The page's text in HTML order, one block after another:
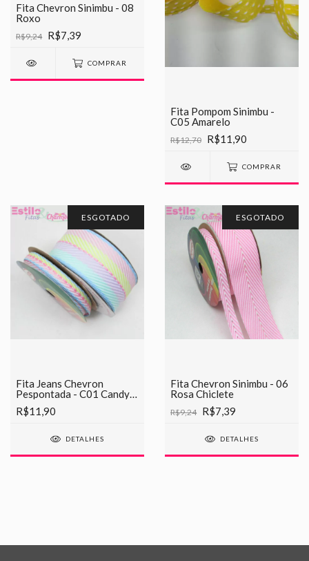
Fita Chevron Sinimbu - 08
Roxo
R$9,24 R$7,39
COMPRAR
Fita Pompom Sinimbu -
C05 Amarelo
R$12,70 R$11,90
COMPRAR
ESGOTADO
Fita Jeans Chevron
Pespontada - C01 Candy
Color
R$11,90
DETALHES
ESGOTADO
Fita Chevron Sinimbu - 06
Rosa Chiclete
R$9,24 R$7,39
DETALHES